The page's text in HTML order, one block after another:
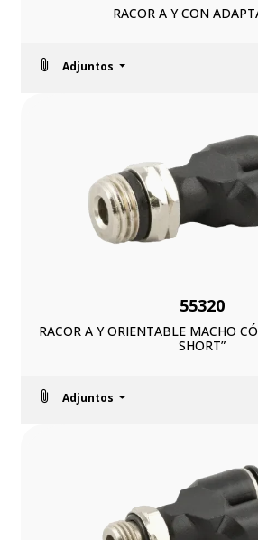
RACOR A Y CON
Adjuntos
55320
RACOR A Y ORIENTABLE MACHO
SHORT”
Adjuntos